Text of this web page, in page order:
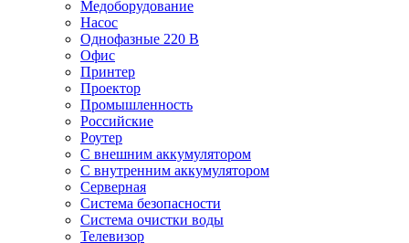
Медоборудование
Насос
Однофазные 220 В
Офис
Принтер
Проектор
Промышленность
Российские
Роутер
С внешним аккумулятором
С внутренним аккумулятором
Серверная
Система безопасности
Система очистки воды
Телевизор